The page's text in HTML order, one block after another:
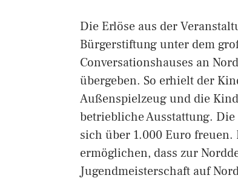
Die Erlöse aus der
Bürgerstiftung unter dem
Conversationshauses an
übergeben. So erhielt der
Außenspielzeug und die
betriebliche Ausstattung.
sich über 1.000 Euro
ermöglichen, dass zur
Jugendmeisterschaft auf